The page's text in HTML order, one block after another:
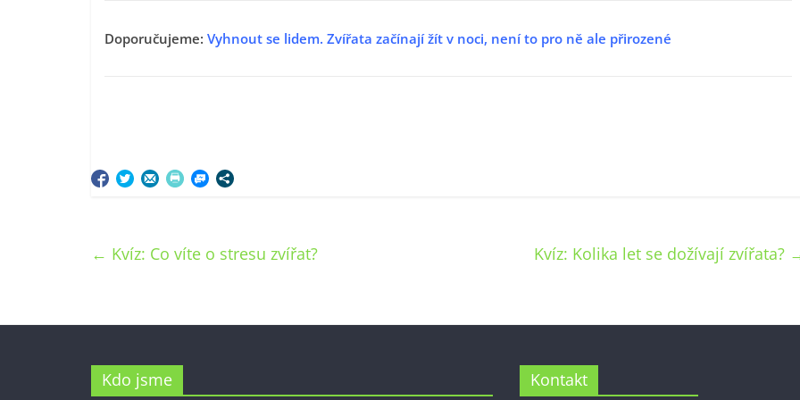
Doporučujeme: Vyhnout se lidem. Zvířata začínají žít v noci, není to pro ně ale přirozené
← Kvíz: Co víte o stresu zvířat? Kvíz: Kolika let se dožívají zvířata?
Kdo jsme Kontakt